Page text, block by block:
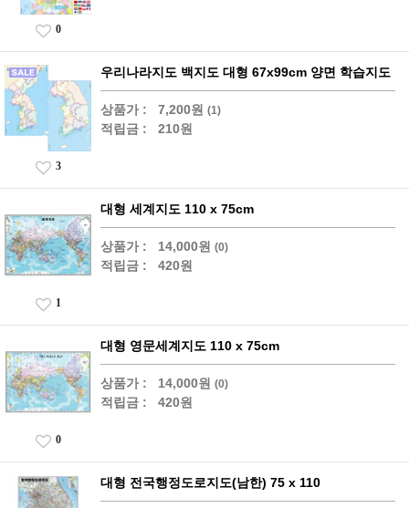
0
우리나라지도 백지도 대형 67x99cm 양면 학습지도
상품가 : 7,200원 (1)
적립금 : 210원
3
대형 세계지도 110 x 75cm
상품가 : 14,000원 (0)
적립금 : 420원
1
대형 영문세계지도 110 x 75cm
상품가 : 14,000원 (0)
적립금 : 420원
0
대형 전국행정도로지도(남한) 75 x 110